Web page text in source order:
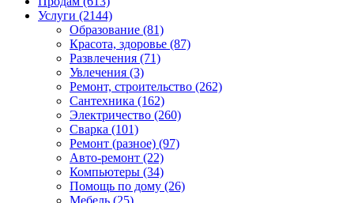
Услуги (2144)
Образование (81)
Красота, здоровье (87)
Развлечения (71)
Увлечения (3)
Ремонт, строительство (262)
Сантехника (162)
Электричество (260)
Сварка (101)
Ремонт (разное) (97)
Авто-ремонт (22)
Компьютеры (34)
Помощь по дому (26)
Мебель (25)